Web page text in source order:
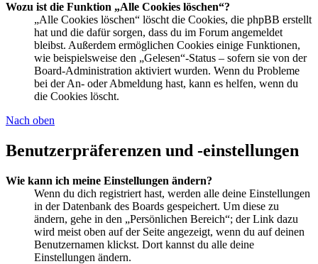
Wozu ist die Funktion „Alle Cookies löschen“?
„Alle Cookies löschen“ löscht die Cookies, die phpBB erstellt
hat und die dafür sorgen, dass du im Forum angemeldet
bleibst. Außerdem ermöglichen Cookies einige Funktionen,
wie beispielsweise den „Gelesen“-Status – sofern sie von der
Board-Administration aktiviert wurden. Wenn du Probleme
bei der An- oder Abmeldung hast, kann es helfen, wenn du
die Cookies löscht.
Nach oben
Benutzerpräferenzen und -einstellungen
Wie kann ich meine Einstellungen ändern?
Wenn du dich registriert hast, werden alle deine Einstellungen
in der Datenbank des Boards gespeichert. Um diese zu
ändern, gehe in den „Persönlichen Bereich“; der Link dazu
wird meist oben auf der Seite angezeigt, wenn du auf deinen
Benutzernamen klickst. Dort kannst du alle deine
Einstellungen ändern.